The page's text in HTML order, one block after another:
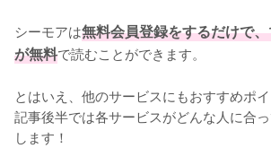
シーモアは無料会員登録をするだけで
が無料で読むことができます。
とはいえ、他のサービスにもおすすめポイ
記事後半では各サービスがどんな人に合
します！